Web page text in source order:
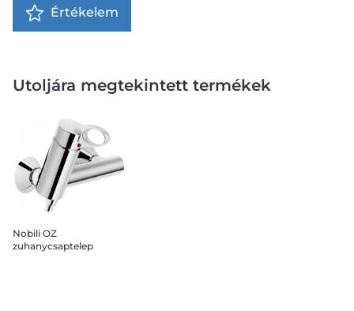
Értékelem
Utoljára megtekintett termékek
Nobili OZ
zuhanycsaptelep